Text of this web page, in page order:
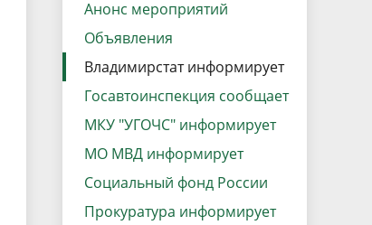
Городская среда
Региональный контроль
Поддержка малого и среднего
Анонс мероприятий
Объявления
Владимирстат информирует
Госавтоинспекция сообщает
МКУ "УГОЧС" информирует
МО МВД информирует
Социальный фонд России
Прокуратура информирует